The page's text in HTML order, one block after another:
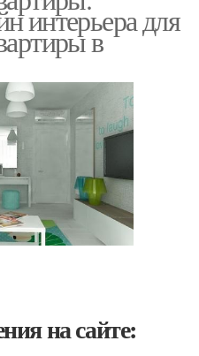
интерьера для
в
на сайте: